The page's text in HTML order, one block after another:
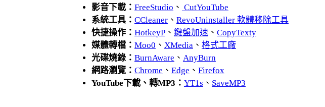
影音下載： FreeStudio 、 CutYouTube
系統工具： CCleaner、 RevoUninstaller 軟體移除工具
快捷操作： HotkeyP、 鍵盤加速、 CopyTexty
媒體轉檔： Moo0 、 XMedia、 格式工廠
光碟燒錄： BurnAware 、 AnyBurn
網路瀏覽： Chrome 、 Edge 、 Firefox
YouTube下載、轉MP3： YT1s 、 SaveMP3